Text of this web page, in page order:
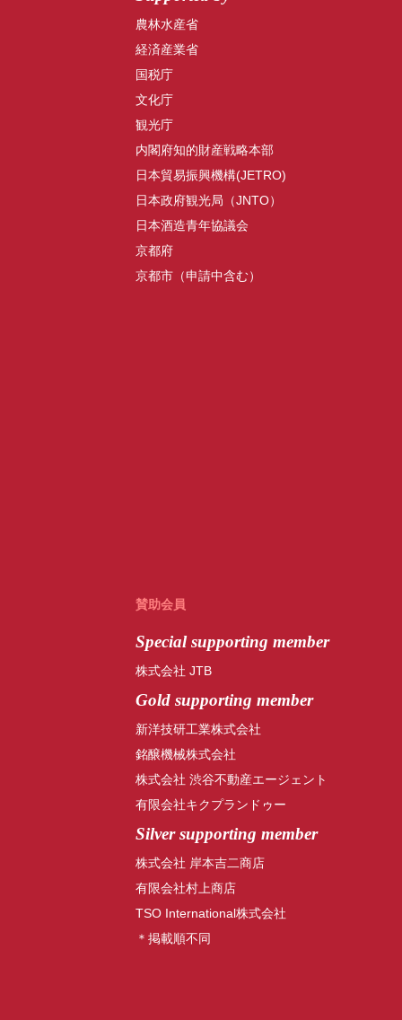
農林水産省
経済産業省
国税庁
文化庁
観光庁
内閣府知的財産戦略本部
日本貿易振興機構(JETRO)
日本政府観光局（JNTO）
日本酒造青年協議会
京都府
京都市（申請中含む）
賛助会員
Specialsupporting member
株式会社 JTB
Gold supporting member
新洋技研工業株式会社
銘醸機械株式会社
株式会社 渋谷不動産エージェント
有限会社キクプランドゥー
Silver supporting member
株式会社 岸本吉二商店
有限会社村上商店
TSO International株式会社
＊掲載順不同